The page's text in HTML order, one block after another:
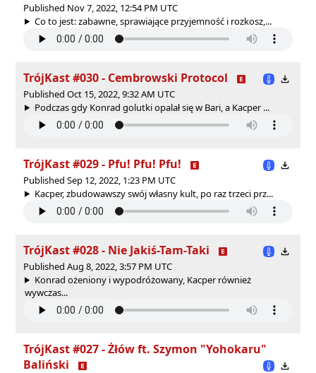
Published Nov 7, 2022, 12:54 PM UTC
Co to jest: zabawne, sprawiające przyjemność i rozkosz,...
TrójKast #030 - Cembrowski Protocol
Published Oct 15, 2022, 9:32 AM UTC
Podczas gdy Konrad golutki opalał się w Bari, a Kacper ...
TrójKast #029 - Pfu! Pfu! Pfu!
Published Sep 12, 2022, 1:23 PM UTC
Kacper, zbudowawszy swój własny kult, po raz trzeci prz...
TrójKast #028 - Nie Jakiś-Tam-Taki
Published Aug 8, 2022, 3:57 PM UTC
Konrad ożeniony i wypodróżowany, Kacper również
wywczas...
TrójKast #027 - Żłów ft. Szymon "Yohokaru"
Baliński